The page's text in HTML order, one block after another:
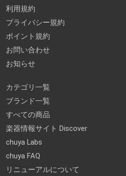
利用規約
プライバシー規約
ポイント規約
お問い合わせ
お知らせ
カテゴリ一覧
ブランド一覧
すべての商品
楽器情報サイト Discover
chuya Labs
chuya FAQ
リニューアルについて